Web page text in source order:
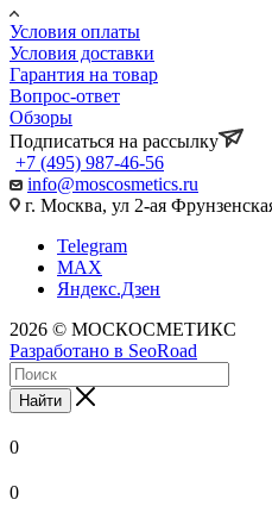
Условия оплаты
Условия доставки
Гарантия на товар
Вопрос-ответ
Обзоры
Подписаться на рассылку
+7 (495) 987-46-56
info@moscosmetics.ru
г. Москва, ул 2-ая
Telegram
MAX
Яндекс.Дзен
2026 © МОСКОСМЕТИКС
Разработано в SeoRoad
Найти
0
0